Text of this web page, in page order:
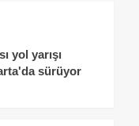
yol yarışı
sürüyor